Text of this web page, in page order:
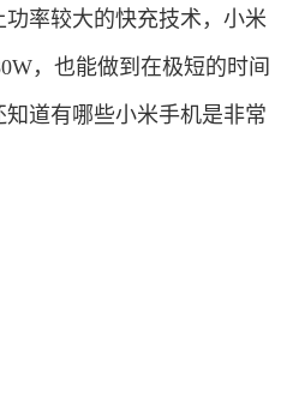
率较大的快充技术，小米
，也能做到在极短的时间
道有哪些小米手机是非常